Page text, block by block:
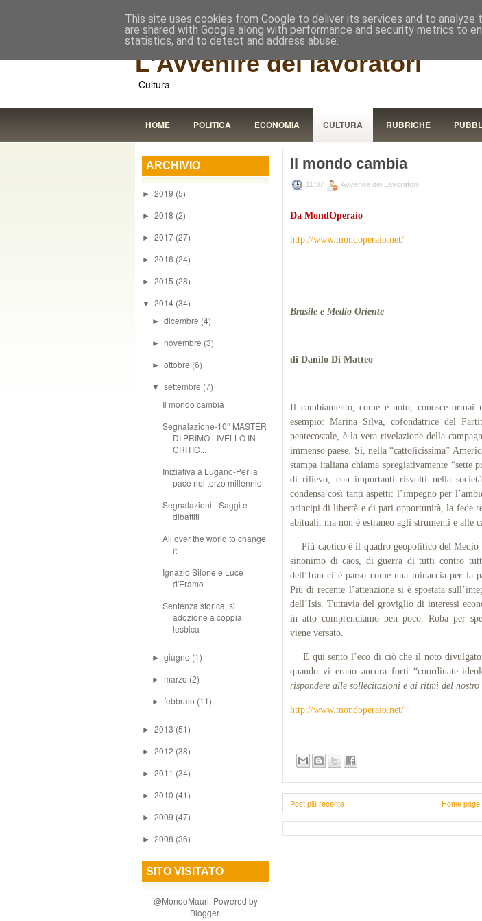
L'Avvenire dei lavoratori
Cultura
HOME POLITICA ECONOMIA CULTURA RUBRICHE
ARCHIVIO
► 2019 (5)
► 2018 (2)
► 2017 (27)
► 2016 (24)
► 2015 (28)
▼ 2014 (34)
►dicembre (4)
►novembre (3)
►ottobre (6)
▼settembre (7)
Il mondo cambia
Segnalazione-10° MASTER
DI PRIMO LIVELLO IN
CRITIC...
Iniziativa a Lugano-Per la
pace nel terzo millennio
Segnalazioni - Saggi e
dibattiti
All over the world to change
it
Ignazio Silone e Luce
d'Eramo
Sentenza storica, sì
adozione a coppia
lesbica
►giugno (1)
► marzo (2)
►febbraio (11)
► 2013 (51)
► 2012 (38)
► 2011 (34)
► 2010 (41)
► 2009 (47)
► 2008 (36)
SITO VISITATO
@MondoMauri. Powered by
Blogger.
Il mondo cambia
11:37 Avvenire dei Lavoratori
Da MondOperaio
http://www.mondoperaio.net/
Brasile e Medio Oriente
di Danilo Di Matteo
Il cambiamento, come è noto, conosce ormai
esempio: Marina Silva, cofondatrice del
pentecostale, è la vera rivelazione della
immenso paese. Sì, nella “cattolicissima”
stampa italiana chiama spregiativamente “sette
di rilievo, con importanti risvolti nella
condensa così tanti aspetti: l’impegno per
principi di libertà e di pari opportunità, la fede
abituali, ma non è estraneo agli strumenti e alle
Più caotico è il quadro geopolitico del Medio
sinonimo di caos, di guerra di tutti contro
dell’Iran ci è parso come una minaccia per la
Più di recente l’attenzione si è spostata
dell’Isis. Tuttavia del groviglio di interessi
in atto comprendiamo ben poco. Roba per
viene versato.
E qui sento l’eco di ciò che il noto
quando vi erano ancora forti “coordinate
rispondere alle sollecitazioni e ai ritmi del nostro
http://www.mondoperaio.net/
Post più recente Home page
This site uses cookies from Google to deliver its services and to analyze
are shared with Google along with performance and security metrics to
statistics, and to detect and address abuse.